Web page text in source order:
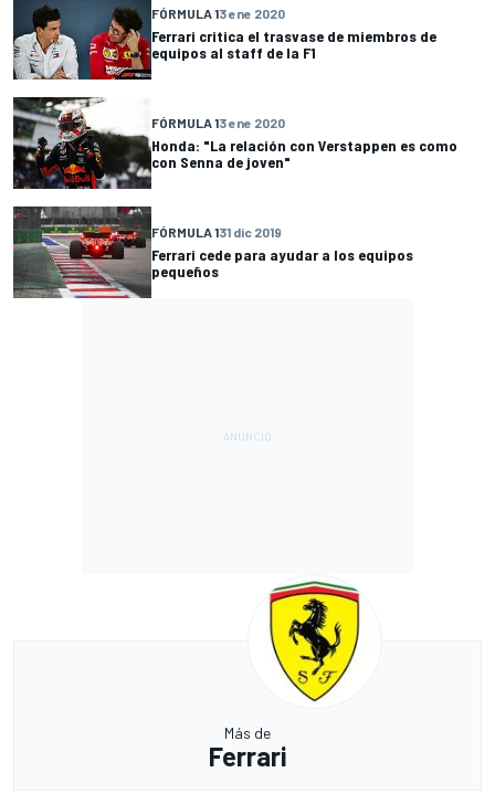
FÓRMULA 13 ene 2020
Ferrari critica el trasvase de miembros de
equipos al staff de la F1
FÓRMULA 13 ene 2020
Honda: "La relación con Verstappen es como
con Senna de joven"
FÓRMULA 131 dic 2019
Ferrari cede para ayudar a los equipos
pequeños
Más de
Ferrari